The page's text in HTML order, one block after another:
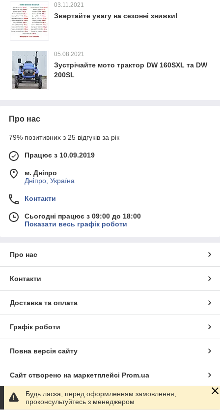
03.11.2021
Звертайте увагу на сезонні знижки!
05.08.2021
Зустрічайте мото трактор DW 160SXL та DW
200SL
Про нас
79% позитивних з 25 відгуків за рік
Працює з 10.09.2019
м. Дніпро
Дніпро, Україна
Контакти
Сьогодні працює з 09:00 до 18:00
Показати весь графік роботи
Про нас
Контакти
Доставка та оплата
Графік роботи
Повна версія сайту
Сайт створено на маркетплейсі Prom.ua
Політика конфіденційності
Будь ласка, перед оформленням замовлення,
проконсультуйтесь з менеджером